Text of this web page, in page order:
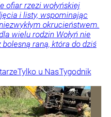
ofiar rzezi wołyńskiej
i listy, wspominając
okrucieństwem.
wielu rodzin Wołyń nie
raną, która do dziś
Tylko u NasTygodnik